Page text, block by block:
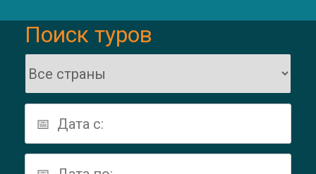
Поиск туров